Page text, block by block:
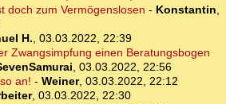
doch zum Vermögenslosen - Konstantin,
H., 03.03.2022, 22:39
Zwangsimpfung einen Beratungsbogen
, 03.03.2022, 22:56
an! - Weiner, 03.03.2022, 22:12
, 03.03.2022, 22:30